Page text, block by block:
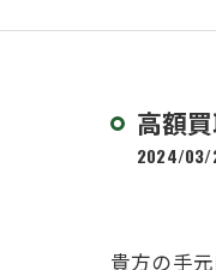
高額
2024/03/
貴方の手